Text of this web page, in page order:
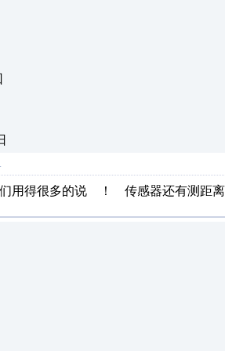
用得很多的说 ！ 传感器还有测距离